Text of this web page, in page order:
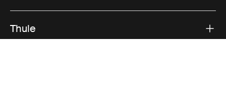
Thule